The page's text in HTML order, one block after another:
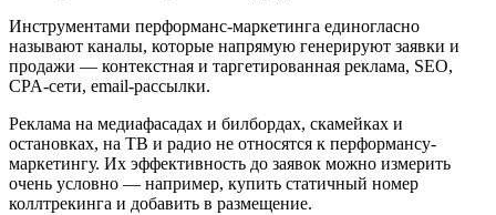
Инструментами перформанс-маркетинга единогласно
называют каналы, которые напрямую генерируют заявки и
продажи — контекстная и таргетированная реклама, SEO,
CPA-сети, email-рассылки.
Реклама на медиафасадах и билбордах, скамейках и
остановках, на ТВ и радио не относятся к перформансу-
маркетингу. Их эффективность до заявок можно измерить
очень условно — например, купить статичный номер
коллтрекинга и добавить в размещение.